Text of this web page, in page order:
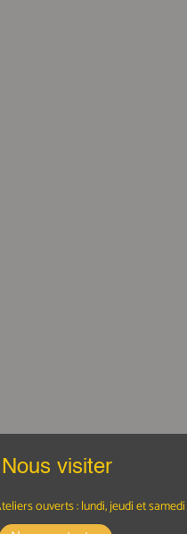
Nous visiter
ouverts : lundi, jeudi et samedi